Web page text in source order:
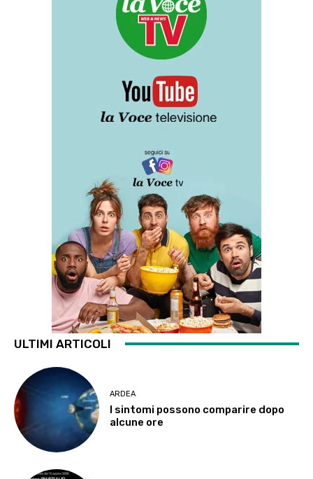
ULTIMI ARTICOLI
ARDEA
I sintomi possono comparire dopo
alcune ore